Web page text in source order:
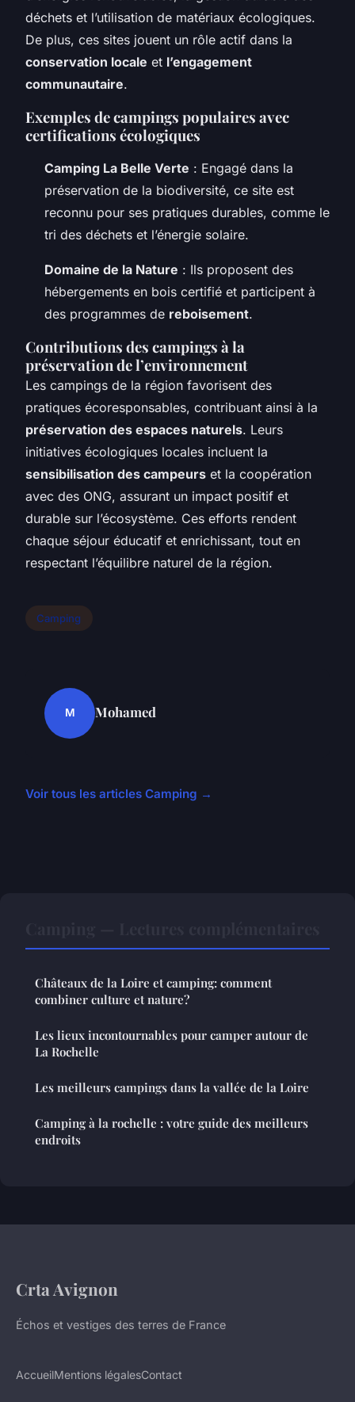
déchets et l’utilisation de matériaux écologiques.
De plus, ces sites jouent un rôle actif dans la
conservation locale et l’engagement
communautaire.
Exemples de campings populaires avec
certifications écologiques
Camping La Belle Verte : Engagé dans la
préservation de la biodiversité, ce site est
reconnu pour ses pratiques durables, comme le
tri des déchets et l’énergie solaire.
Domaine de la Nature : Ils proposent des
hébergements en bois certifié et participent à
des programmes de reboisement.
Contributions des campings à la
préservation de l’environnement
Les campings de la région favorisent des
pratiques écoresponsables, contribuant ainsi à la
préservation des espaces naturels. Leurs
initiatives écologiques locales incluent la
sensibilisation des campeurs et la coopération
avec des ONG, assurant un impact positif et
durable sur l’écosystème. Ces efforts rendent
chaque séjour éducatif et enrichissant, tout en
respectant l’équilibre naturel de la région.
Camping
M Mohamed
Voir tous les articles Camping →
Châteaux de la Loire et camping: comment
combiner culture et nature?
Les lieux incontournables pour camper autour de
La Rochelle
Les meilleurs campings dans la vallée de la Loire
Camping à la rochelle : votre guide des meilleurs
endroits
Crta Avignon
Échos et vestiges des terres de France
AccueilMentions légalesContact